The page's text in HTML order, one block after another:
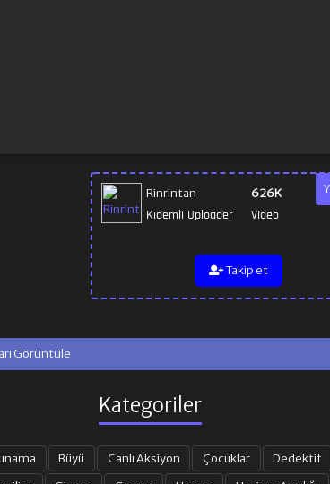
Rinrintan
Kıdemli Uploader
626K
Video
Takip et
Görüntüle
Kategoriler
Büyü Canlı Aksiyon Çocuklar Dedektif